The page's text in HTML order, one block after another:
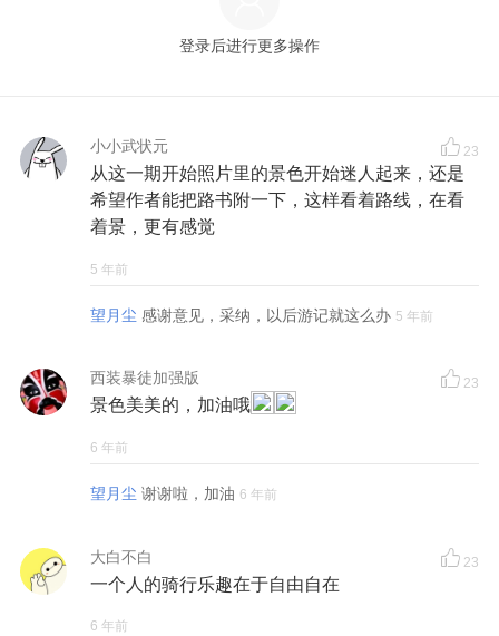
登录后进行更多操作
小小武状元 23
从这一期开始照片里的景色开始迷人起来，还是
希望作者能把路书附一下，这样看着路线，在看
着景，更有感觉
5 年前
望月尘 感谢意见，采纳，以后游记就这么办 5 年前
西装暴徒加强版 23
景色美美的，加油哦
6 年前
望月尘 谢谢啦，加油 6 年前
大白不白 23
一个人的骑行乐趣在于自由自在
6 年前